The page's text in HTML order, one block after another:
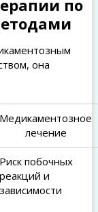
по
она
Медикаментозное
лечение
Риск побочных
реакций и
зависимости